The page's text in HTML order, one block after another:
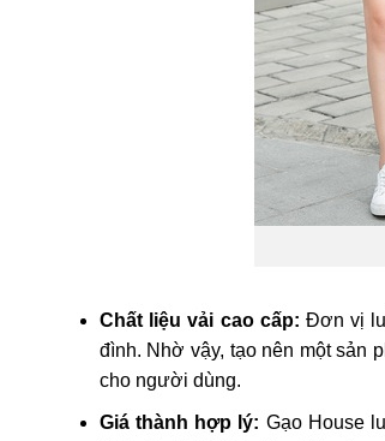
Chất liệu vải cao cấp: Đơn vị
đình. Nhờ vậy, tạo nên một sản
cho người dùng.
Giá thành hợp lý: Gạo House